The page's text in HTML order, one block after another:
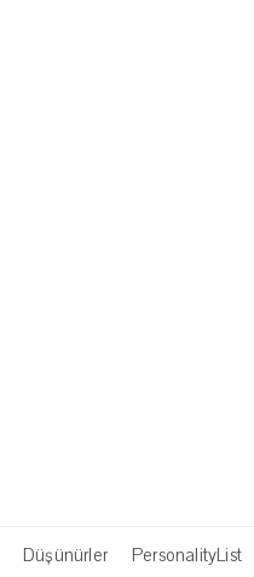
Düşünürler PersonalityList